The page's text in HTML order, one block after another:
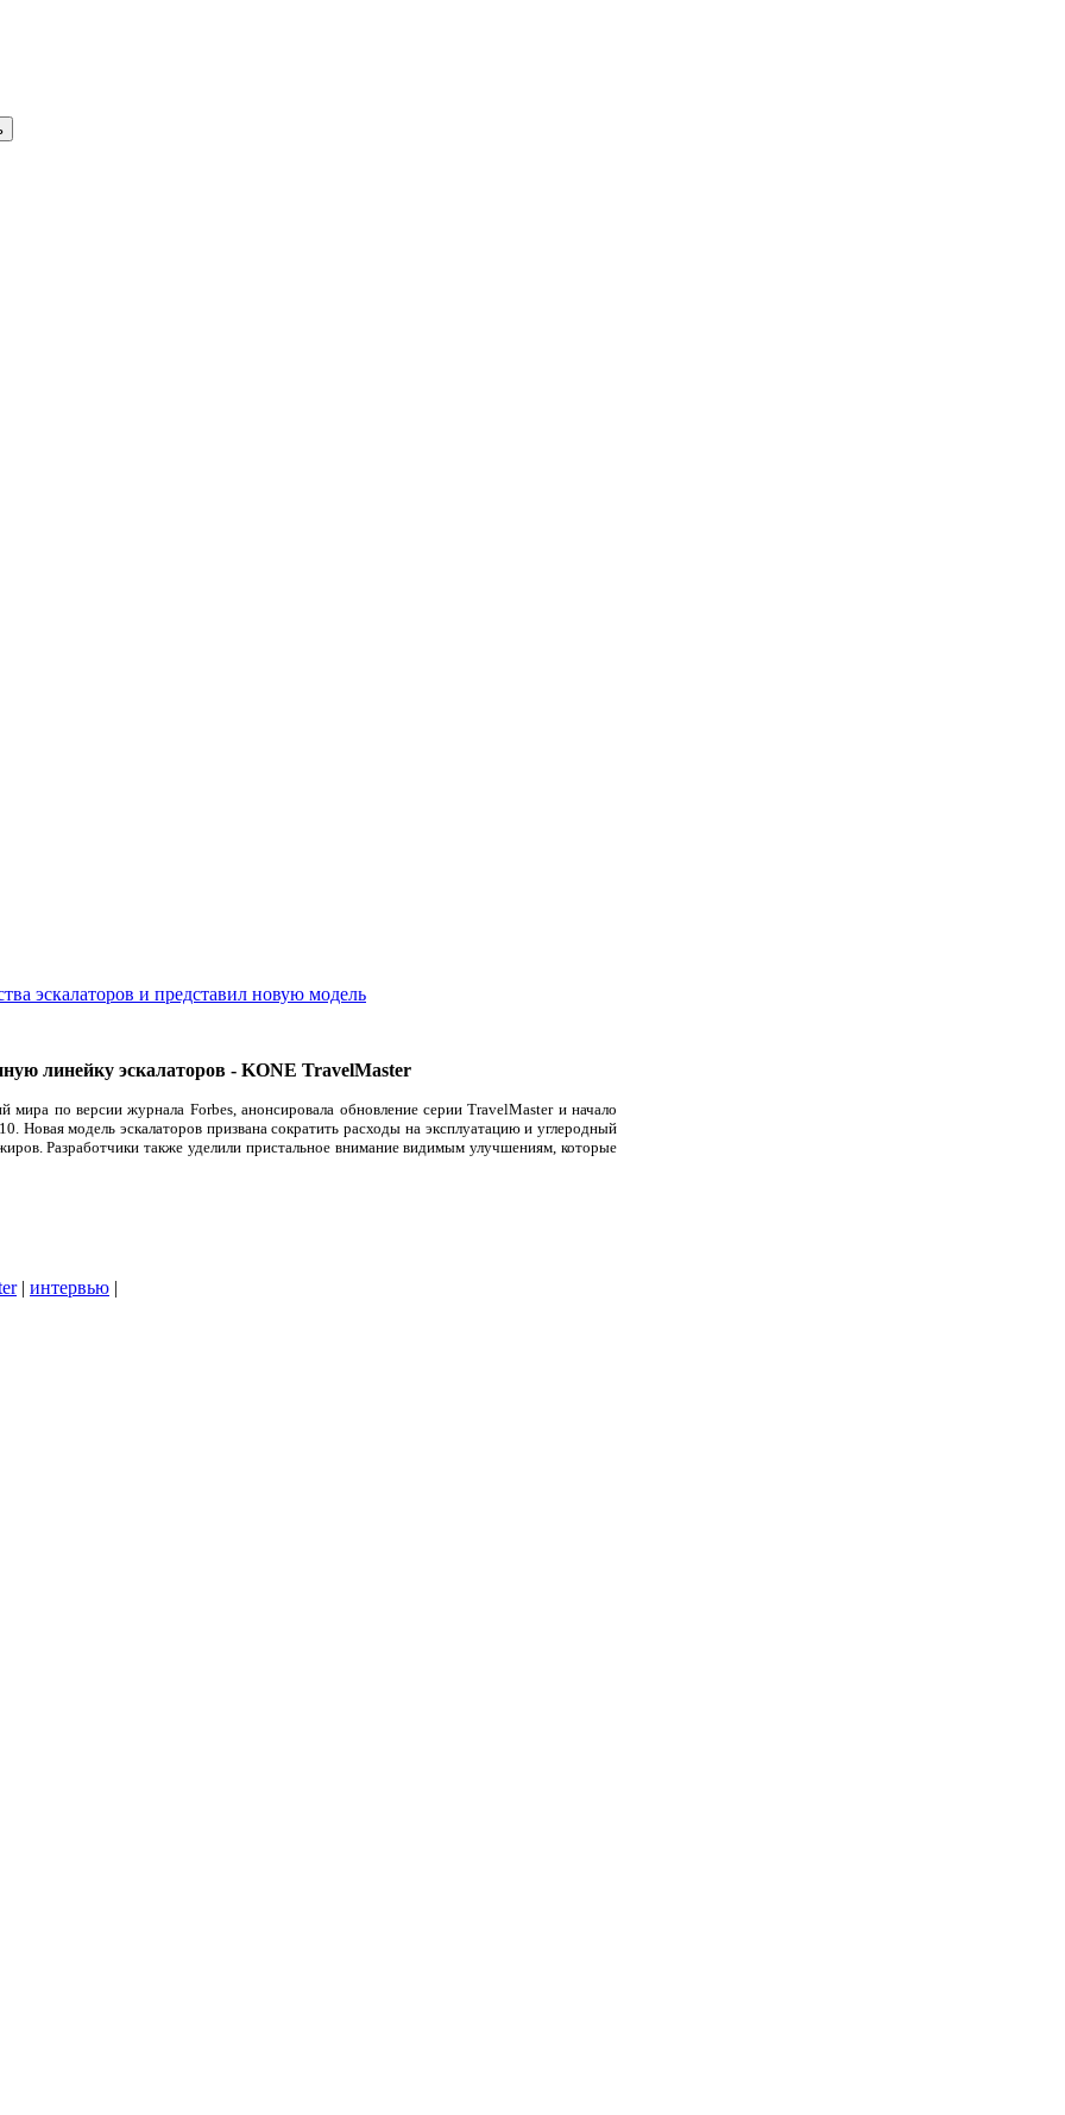
эскалаторов и представил новую модель
линейку эскалаторов - KONE TravelMaster
по версии журнала Forbes, анонсировала обновление серии TravelMaster и начало
модель эскалаторов призвана сократить расходы на эксплуатацию и углеродный
Разработчики также уделили пристальное внимание видимым улучшениям, которые
| интервью |